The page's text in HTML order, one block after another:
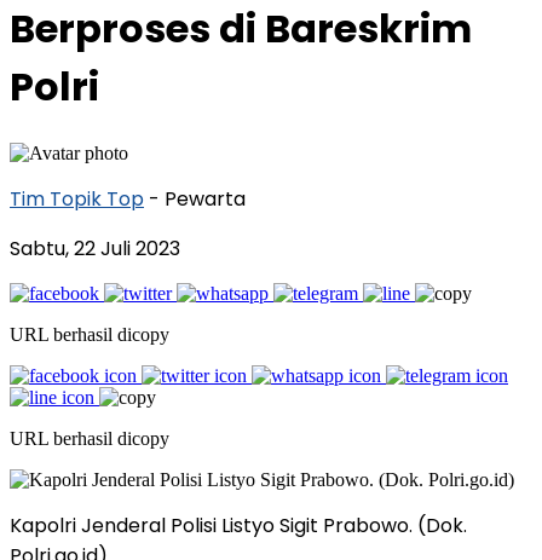
Berproses di Bareskrim
Polri
Tim Topik Top - Pewarta
Sabtu, 22 Juli 2023
URL berhasil dicopy
URL berhasil dicopy
Kapolri Jenderal Polisi Listyo Sigit Prabowo. (Dok.